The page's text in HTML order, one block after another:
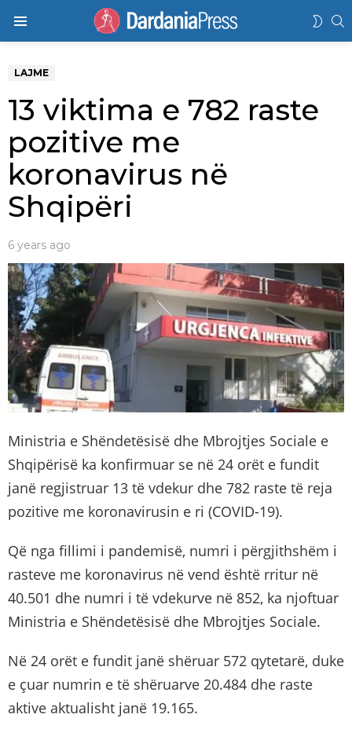
LAJME
13 viktima e 782 raste
pozitive me
koronavirus në
Shqipëri
6 years ago
Ministria e Shëndetësisë dhe Mbrojtjes Sociale e
Shqipërisë ka konfirmuar se në 24 orët e fundit
janë regjistruar 13 të vdekur dhe 782 raste të reja
pozitive me koronavirusin e ri (COVID-19).
Që nga fillimi i pandemisë, numri i përgjithshëm i
rasteve me koronavirus në vend është rritur në
40.501 dhe numri i të vdekurve në 852, ka njoftuar
Ministria e Shëndetësisë dhe Mbrojtjes Sociale.
Në 24 orët e fundit janë shëruar 572 qytetarë, duke
e çuar numrin e të shëruarve 20.484 dhe raste
aktive aktualisht janë 19.165.